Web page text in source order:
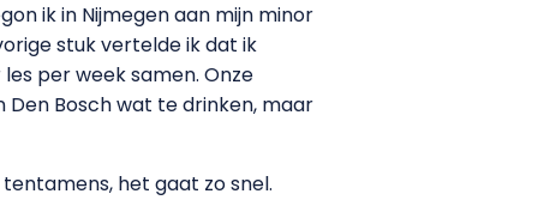
ik in Nijmegen aan mijn minor
stuk vertelde ik dat ik
per week samen. Onze
Bosch wat te drinken, maar
het gaat zo snel.